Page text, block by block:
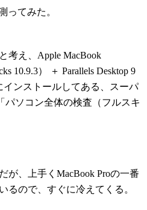
ってみた。
考え、Apple MacBook
10.9.3） ＋ Parallels Desktop 9
インストールしてある、スーパ
パソコン全体の検査（フルスキ
が、上手くMacBook Proの一番
るので、すぐに冷えてくる。